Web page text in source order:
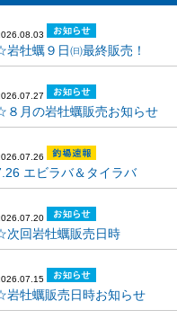
岩牡蠣９日㈰最終販売！
８月の岩牡蠣販売お知らせ
エビラバ＆タイラバ
次回岩牡蠣販売日時
岩牡蠣販売日時お知らせ